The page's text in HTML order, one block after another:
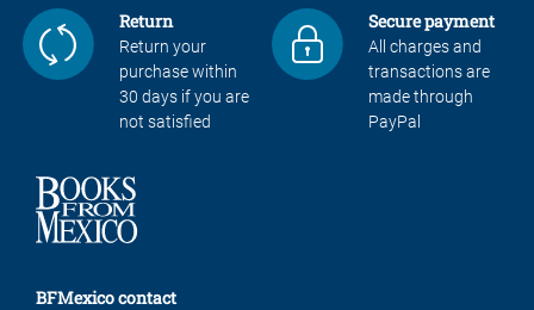
Return
Return your
purchase within
30 days if you are
not satisfied
Secure payment
All charges and
transactions are
made through
PayPal
BFMexico contact